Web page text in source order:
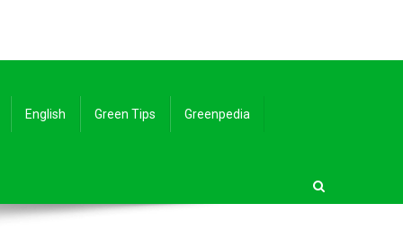
English Green Tips Greenpedia